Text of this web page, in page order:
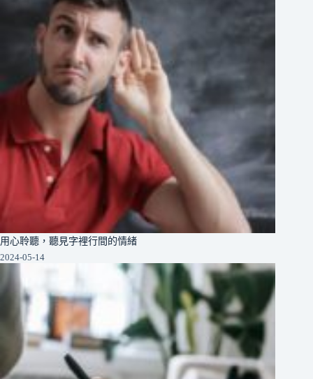
用心聆聽，聽見字裡行間的情緒
2024-05-14